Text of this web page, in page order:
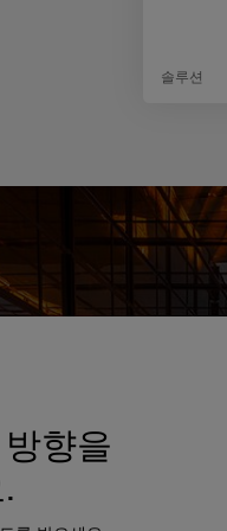
솔루션
향을